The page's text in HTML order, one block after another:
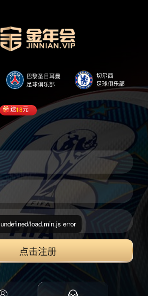
送18元
点击注册
undefined/load.min.js error